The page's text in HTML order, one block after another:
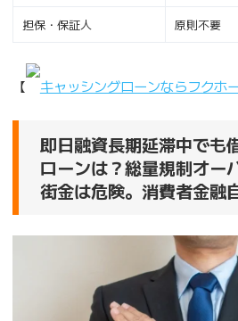
担保・保証人 原則不要
【 キャッシングローンならフクホ
即日融資長期延滞中でも
ローンは？総量規制オー
街金は危険。消費者金融